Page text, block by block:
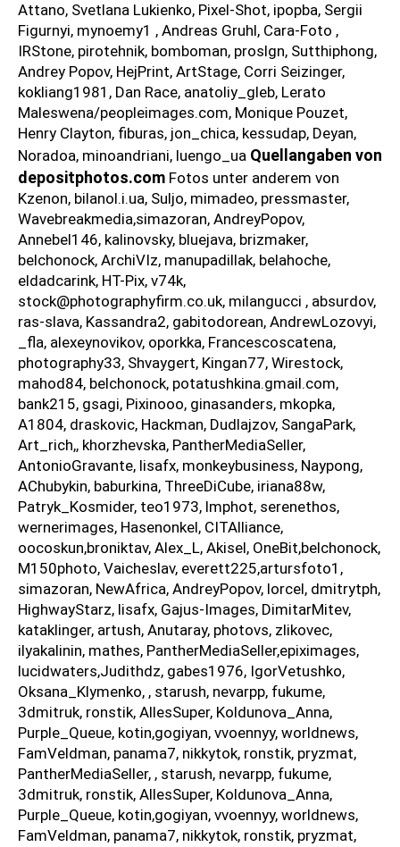
Attano, Svetlana Lukienko, Pixel-Shot, ipopba, Sergii
Figurnyi, mynoemy1 , Andreas Gruhl, Cara-Foto ,
IRStone, pirotehnik, bomboman, proslgn, Sutthiphong,
Andrey Popov, HejPrint, ArtStage, Corri Seizinger,
kokliang1981, Dan Race, anatoliy_gleb, Lerato
Maleswena/peopleimages.com, Monique Pouzet,
Henry Clayton, fiburas, jon_chica, kessudap, Deyan,
Noradoa, minoandriani, luengo_ua Quellangaben von
depositphotos.com Fotos unter anderem von
Kzenon, bilanol.i.ua, Suljo, mimadeo, pressmaster,
Wavebreakmedia,simazoran, AndreyPopov,
Annebel146, kalinovsky, bluejava, brizmaker,
belchonock, ArchiVIz, manupadillak, belahoche,
eldadcarink, HT-Pix, v74k,
stock@photographyfirm.co.uk, milangucci , absurdov,
ras-slava, Kassandra2, gabitodorean, AndrewLozovyi,
_fla, alexeynovikov, oporkka, Francescoscatena,
photography33, Shvaygert, Kingan77, Wirestock,
mahod84, belchonock, potatushkina.gmail.com,
bank215, gsagi, Pixinooo, ginasanders, mkopka,
A1804, draskovic, Hackman, Dudlajzov, SangaPark,
Art_rich,, khorzhevska, PantherMediaSeller,
AntonioGravante, lisafx, monkeybusiness, Naypong,
AChubykin, baburkina, ThreeDiCube, iriana88w,
Patryk_Kosmider, teo1973, lmphot, serenethos,
wernerimages, Hasenonkel, CITAlliance,
oocoskun,broniktav, Alex_L, Akisel, OneBit,belchonock,
M150photo, Vaicheslav, everett225,artursfoto1,
simazoran, NewAfrica, AndreyPopov, lorcel, dmitrytph,
HighwayStarz, lisafx, Gajus-Images, DimitarMitev,
kataklinger, artush, Anutaray, photovs, zlikovec,
ilyakalinin, mathes, PantherMediaSeller,epiximages,
lucidwaters,Judithdz, gabes1976, IgorVetushko,
Oksana_Klymenko, , starush, nevarpp, fukume,
3dmitruk, ronstik, AllesSuper, Koldunova_Anna,
Purple_Queue, kotin,gogiyan, vvoennyy, worldnews,
FamVeldman, panama7, nikkytok, ronstik, pryzmat,
PantherMediaSeller, , starush, nevarpp, fukume,
3dmitruk, ronstik, AllesSuper, Koldunova_Anna,
Purple_Queue, kotin,gogiyan, vvoennyy, worldnews,
FamVeldman, panama7, nikkytok, ronstik, pryzmat,